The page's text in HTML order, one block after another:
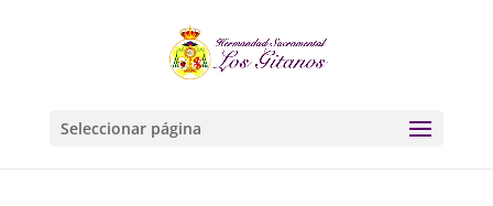
Seleccionar página